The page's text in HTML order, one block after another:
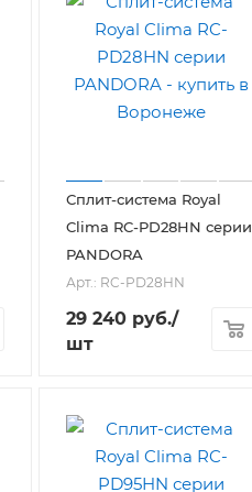
Сплит-система Royal
Clima RC-PD28HN серии
PANDORA
Арт.: RC-PD28HN
29 240 руб./
шт